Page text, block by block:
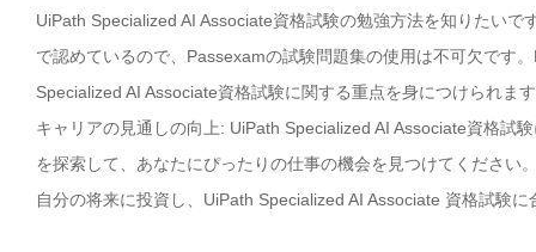
UiPath Specialized AI Associate資格試験の勉強方法を知りたい
で認めているので、Passexamの試験問題集の使用は不可欠です
Specialized AI Associate資格試験に関する重点を身につけられま
キャリアの見通しの向上: UiPath Specialized AI Associate資格試
を探索して、あなたにぴったりの仕事の機会を見つけてください
自分の将来に投資し、UiPath Specialized AI Associate 資格試験